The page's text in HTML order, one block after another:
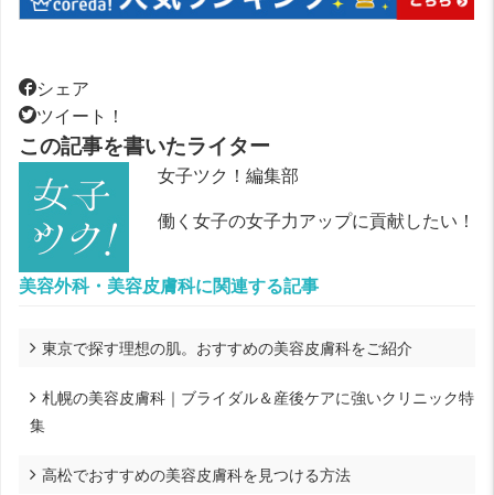
シェア
ツイート！
この記事を書いたライター
女子ツク！編集部
働く女子の女子力アップに貢献したい！
美容外科・美容皮膚科に関連する記事
東京で探す理想の肌。おすすめの美容皮膚科をご紹介
札幌の美容皮膚科｜ブライダル＆産後ケアに強いクリニック特
集
高松でおすすめの美容皮膚科を見つける方法